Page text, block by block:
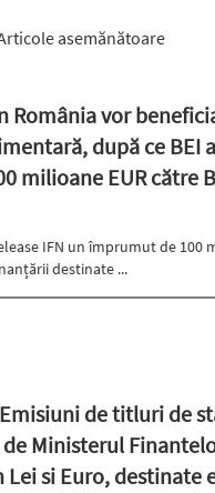
asemănătoare
România vor
după ce BEI
milioane EUR către
IFN un împrumut de 100
destinate ...
de titluri de
de Ministerul
si Euro, destinate